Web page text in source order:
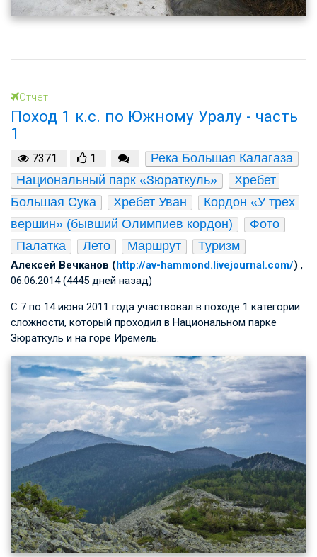
Отчет
Поход 1 к.с. по Южному Уралу - часть
1
7371 1
Река Большая Калагаза
Национальный парк «Зюраткуль»
Хребет
Большая Сука
Хребет Уван
Кордон «У трех
вершин» (бывший Олимпиев кордон)
Фото
Палатка
Лето Маршрут Туризм
Алексей Вечканов (http://av-hammond.livejournal.com/) ,
06.06.2014 (4445 дней назад)
С 7 по 14 июня 2011 года участвовал в походе 1 категории
сложности, который проходил в Национальном парке
Зюраткуль и на горе Иремель.